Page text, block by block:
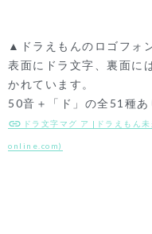
▲ドラえもんのロゴフォ
表面にドラ文字、裏面に
かれています。
50音＋「ド」の全51種
ドラ文字マグ ア |ドラえも
online.com)